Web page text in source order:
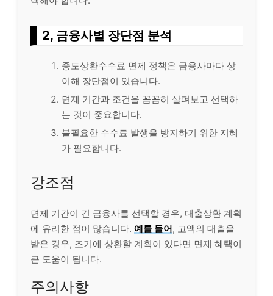
2, 금융사별 장단점 분석
중도상환수수료 면제 정책은 금융사마다 상
이해 장단점이 있습니다.
면제 기간과 조건을 꼼꼼히 살펴보고 선택하
는 것이 중요합니다.
불필요한 수수료 발생을 방지하기 위한 지혜
가 필요합니다.
강조점
면제 기간이 긴 금융사를 선택할 경우, 대출상환 계획
에 유리한 점이 많습니다. 예를 들어, 고액의 대출을
받은 경우, 조기에 상환할 계획이 있다면 면제 혜택이
큰 도움이 됩니다.
주의사항